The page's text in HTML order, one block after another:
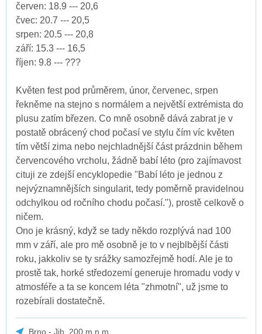
červen: 18.9 --- 20,6
čvec: 20.7 --- 20,5
srpen: 20.5 --- 20,8
září: 15.3 --- 16,5
říjen: 9.8 --- ???
Květen fest pod průměrem, únor, červenec, srpen
řekněme na stejno s normálem a největší extrémista do
plusu zatím březen. Co mně osobně dává zabrat je v
postatě obrácený chod počasí ve stylu čím víc květen
tím větší zima nebo nejchladnější část prázdnin během
červencového vrcholu, žádně babí léto (pro zajímavost
cituji ze zdejší encyklopedie "Babí léto je jednou z
nejvýznamnějších singularit, tedy poměrně pravidelnou
odchylkou od ročního chodu počasí."), prostě celkově o
ničem.
Ono je krásný, když se tady někdo rozplývá nad 100
mm v září, ale pro mě osobně je to v nejblbější části
roku, jakkoliv se ty srážky samozřejmě hodí. Ale je to
prostě tak, horké středozemí generuje hromadu vody v
atmosféře a ta se koncem léta "zhmotní", už jsme to
rozebírali dostatečně.
Brno - Jih, 200 m.n.m.